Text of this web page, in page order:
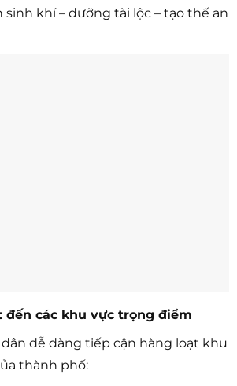
khí – dưỡng tài lộc – tạo thế an
đến các khu vực trọng điểm
dễ dàng tiếp cận hàng loạt khu
thành phố: